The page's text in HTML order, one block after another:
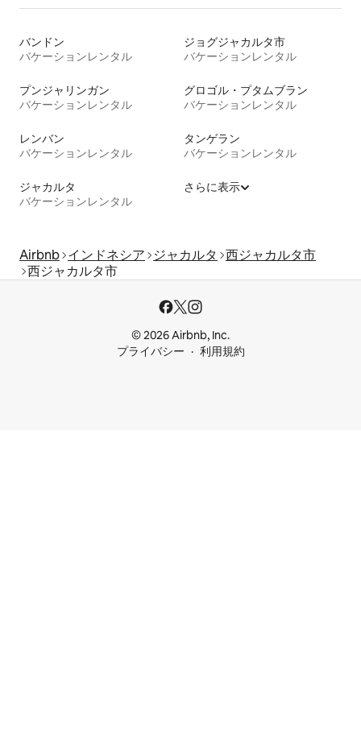
バンドン
バケーションレンタル
ジョグジャカルタ市
バケーションレンタル
プンジャリンガン
バケーションレンタル
グロゴル・プタムブラン
バケーションレンタル
レンバン
バケーションレンタル
タンゲラン
バケーションレンタル
ジャカルタ
バケーションレンタル
さらに表示
Airbnb インドネシア ジャカルタ 西ジャカルタ市
西ジャカルタ市
© 2026 Airbnb, Inc.
プライバシー
利用規約